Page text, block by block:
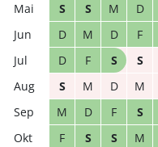
S
S M D
D
M D F
D
F S S
S
M D M
M
D F S
F
S S M